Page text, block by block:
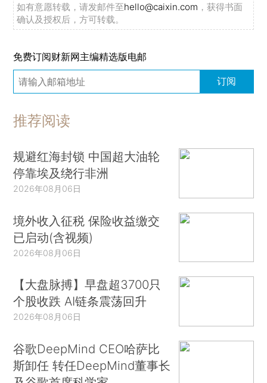
如有意愿转载，请发邮件至hello@caixin.com ，获得书面
确认及授权后，方可转载。
免费订阅财新网主编精选版电邮
订阅
推荐阅读
规避红海封锁 中国超大油轮
停靠埃及绕行非洲
2026年08月06日
境外收入征税 保险收益缴交
已启动(含视频)
2026年08月06日
【大盘脉搏】早盘超3700只
个股收跌 AI链条震荡回升
2026年08月06日
谷歌DeepMind CEO哈萨比
斯卸任 转任DeepMind董事长